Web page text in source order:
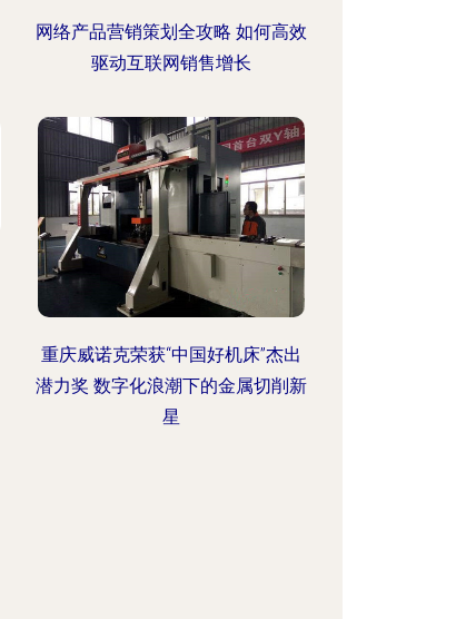
网络产品营销策划全攻略 如何高效
驱动互联网销售增长
重庆威诺克荣获“中国好机床”杰出
潜力奖 数字化浪潮下的金属切削新
星